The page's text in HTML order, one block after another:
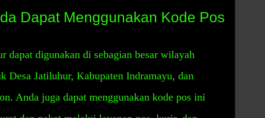
Dapat Menggunakan Kode Pos
dapat digunakan di sebagian besar wilayah
Desa Jatiluhur, Kabupaten Indramayu, dan
Anda juga dapat menggunakan kode pos ini